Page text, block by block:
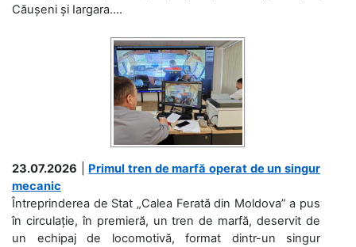
Căușeni și Iargara....
23.07.2026
Primul tren de marfă operat de un singur
mecanic
Întreprinderea de Stat „Calea Ferată din Moldova” a pus
în circulație, în premieră, un tren de marfă, deservit de
un echipaj de locomotivă, format dintr-un singur